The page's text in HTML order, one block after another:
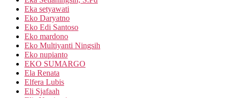
Eka setyawati
Eko Daryatno
Eko Edi Santoso
Eko mardono
Eko Multiyanti Ningsih
Eko nupianto
EKO SUMARGO
Ela Renata
Elfera Lubis
Eli Sjafaah